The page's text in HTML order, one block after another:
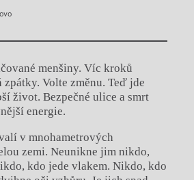
menšiny. Víc kroků
zpátky. Volte změnu. Teď jde
život. Bezpečné ulice a smrt
energie.
v mnohametrových
zemi. Neunikne jim nikdo,
kdo jede vlakem. Nikdo, kdo